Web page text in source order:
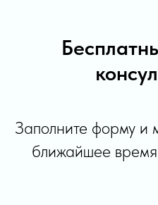
Заполните форму и
ближайшее время